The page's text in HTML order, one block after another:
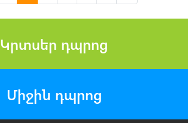
Կրտսեր դպրոց
Միջին դպրոց